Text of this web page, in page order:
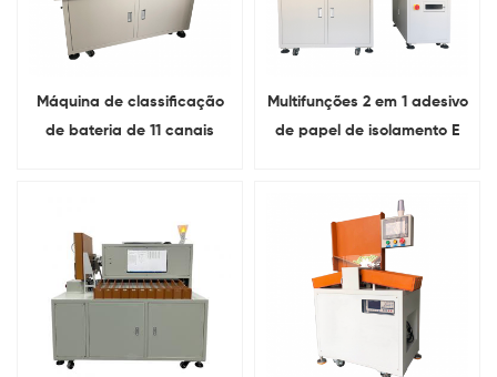
Máquina de classificação
de bateria de 11 canais
Multifunções 2 em 1 adesivo
de papel de isolamento E